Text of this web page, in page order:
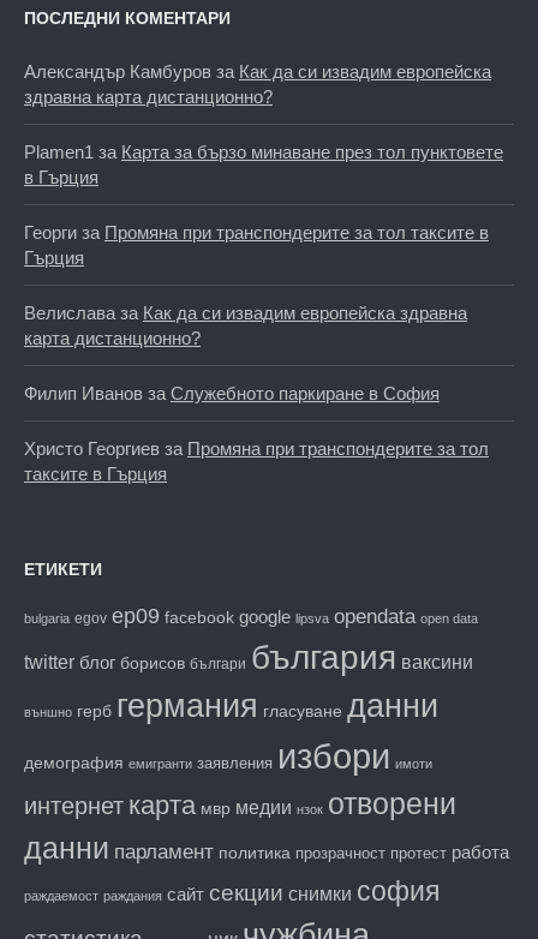
ПОСЛЕДНИ КОМЕНТАРИ
Александър Камбуров за Как да си извадим европейска
здравна карта дистанционно?
Plamen1 за Карта за бързо минаване през тол пунктовете
в Гърция
Георги за Промяна при транспондерите за тол таксите в
Гърция
Велислава за Как да си извадим европейска здравна
карта дистанционно?
Филип Иванов за Служебното паркиране в София
Христо Георгиев за Промяна при транспондерите за тол
таксите в Гърция
ЕТИКЕТИ
bulgaria egov ep09 facebook google lipsva opendata open data
twitter блог борисов българи българия ваксини
външно герб германия гласуване данни
демография емигранти заявления избори имоти
интернет карта мвр медии нзок отворени
данни парламент политика прозрачност протест работа
раждаемост раждания сайт секции снимки софия